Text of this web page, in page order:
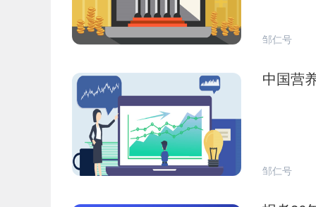
邹仁号
中国营
邹仁号